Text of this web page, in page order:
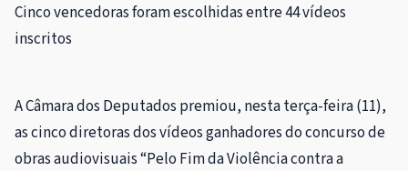
Cinco vencedoras foram escolhidas entre 44 vídeos
inscritos
A Câmara dos Deputados premiou, nesta terça-feira (11),
as cinco diretoras dos vídeos ganhadores do concurso de
obras audiovisuais “Pelo Fim da Violência contra a